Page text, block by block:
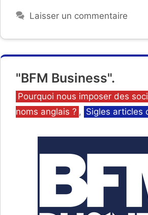
Laisser un commentaire
"BFM Business".
Catégories
Pourquoi nous imposer des
noms anglais ? , Sigles articles